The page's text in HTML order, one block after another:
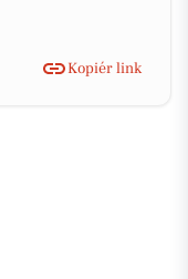
Kopiér link